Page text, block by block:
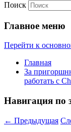
Поиск
Главное меню
Перейти к
Главная
За
работать с
Навигация по
← Предыдущая